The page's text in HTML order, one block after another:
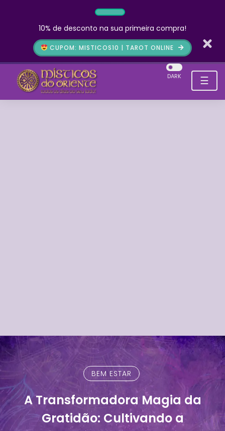
10% de desconto na sua primeira compra!
CUPOM: MISTICOS10 | TAROT ONLINE
☰
DARK
BEM ESTAR
A Transformadora Magia da
Gratidão: Cultivando a